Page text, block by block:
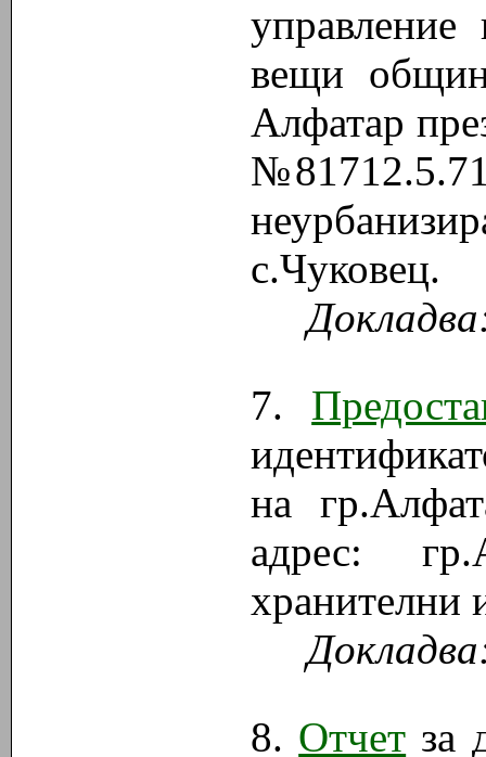
вещи
Алфатар
с.Чуковец.
7.
на
адрес:
хранителни
8. Отчет за